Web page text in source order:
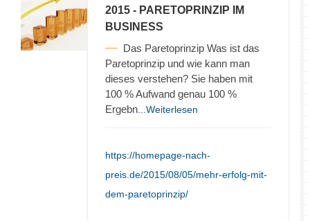
2015 - PARETOPRINZIP IM
BUSINESS
Das Paretoprinzip Was ist das
Paretoprinzip und wie kann man
dieses verstehen? Sie haben mit
100 % Aufwand genau 100 %
Ergebn ...Weiterlesen
https://homepage-nach-
preis.de/2015/08/05/mehr-erfolg-mit-
dem-paretoprinzip/